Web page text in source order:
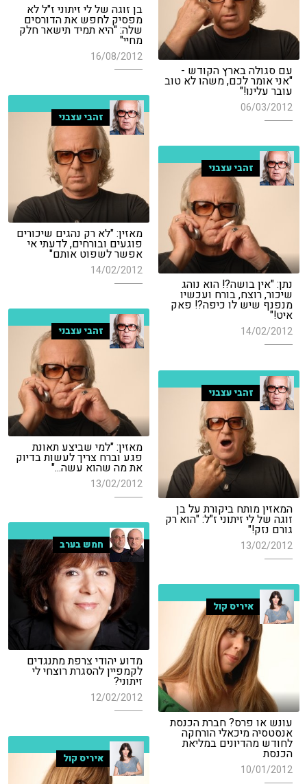
בן זוגה של לי זיתוני ז"ל לא
מפסיק לחפש את הדורסים
שלה: "היא תמיד תישאר חלק
מחיי"
16/08/2012
עם סגולה בארץ הקודש -
"אני אומר לכם, משהו לא טוב
עובר עלינו!"
06/03/2012
זהבי עצבני
מאזין: "לא רק נהגים שיכורים
פוגעים ובורחים, לדעתי אי
אפשר לשפוט אותם"
14/02/2012
זהבי עצבני
נתן: "אין בושה?! הוא נוהג
שיכור, רוצח, בורח ועכשיו
מנפנף שיש לו כיפה?! פאק
איט!"
14/02/2012 זהבי עצבני
מאזין: "למי שביצע תאונת
פגע וברח צריך לעשות בדיוק
את מה שהוא עשה..."
13/02/2012
זהבי עצבני
המאזין מותח ביקורת על בן
זוגה של לי זיתוני ז"ל: "הוא רק
גורם נזק!"
13/02/2012 חמש בערב
מדוע יהודי צרפת מתנגדים
לקמפיין להסגרת רוצחי לי
זיתוני?
12/02/2012
איריס קול
עונש או פרס? חברת הכנסת
אנסטסיה מיכאלי הורחקה
לחודש מהדיונים במליאת
הכנסת
10/01/2012
איריס קול